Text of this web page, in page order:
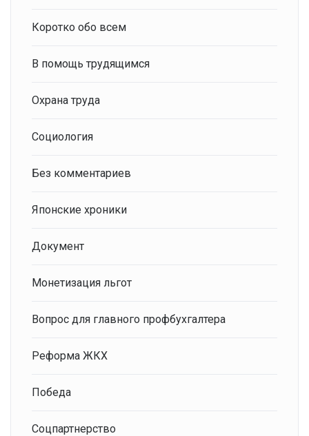
Коротко обо всем
В помощь трудящимся
Охрана труда
Социология
Без комментариев
Японские хроники
Документ
Монетизация льгот
Вопрос для главного профбухгалтера
Реформа ЖКХ
Победа
Соцпартнерство